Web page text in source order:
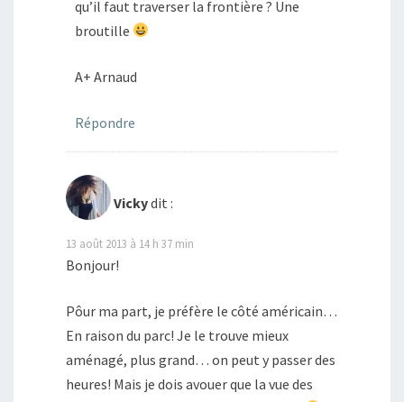
qu’il faut traverser la frontière ? Une
broutille
A+ Arnaud
Répondre
Vickydit :
13 août 2013 à 14 h 37 min
Bonjour!
Pôur ma part, je préfère le côté américain…
En raison du parc! Je le trouve mieux
aménagé, plus grand… on peut y passer des
heures! Mais je dois avouer que la vue des